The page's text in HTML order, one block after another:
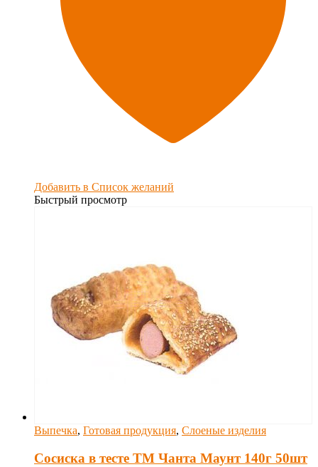
Добавить в Список желаний
Быстрый просмотр
Выпечка, Готовая продукция, Слоеные изделия
Сосиска в тесте ТМ Чанта Маунт 140г 50шт